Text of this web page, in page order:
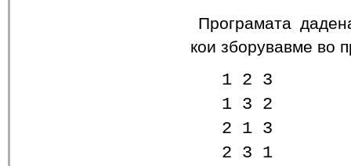
Програмата
кои зборувавме во
1 2 3
1 3 2
2 1 3
2 3 1